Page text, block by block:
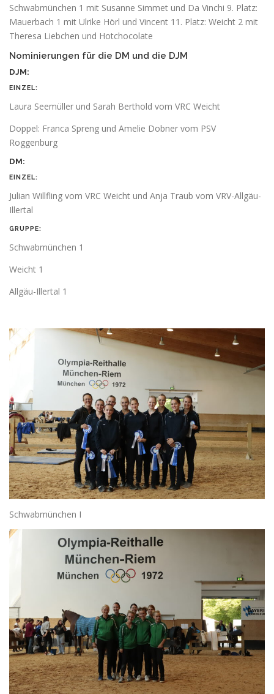
Schwabmünchen 1 mit Susanne Simmet und Da Vinchi 9. Platz:
Mauerbach 1 mit Ulrike Hörl und Vincent 11. Platz: Weicht 2 mit
Theresa Liebchen und Hotchocolate
Nominierungen für die DM und die DJM
DJM:
EINZEL:
Laura Seemüller und Sarah Berthold vom VRC Weicht
Doppel: Franca Spreng und Amelie Dobner vom PSV
Roggenburg
DM:
EINZEL:
Julian Willfling vom VRC Weicht und Anja Traub vom VRV-Allgäu-
Illertal
GRUPPE:
Schwabmünchen 1
Weicht 1
Allgäu-Illertal 1
Schwabmünchen I